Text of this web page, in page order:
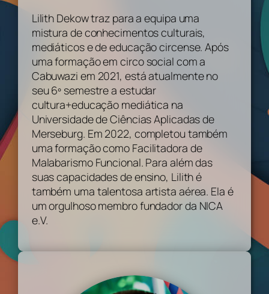
Lilith Dekow traz para a equipa uma
mistura de conhecimentos culturais,
mediáticos e de educação circense. Após
uma formação em circo social com a
Cabuwazi em 2021, está atualmente no
seu 6º semestre a estudar
cultura+educação mediática na
Universidade de Ciências Aplicadas de
Merseburg. Em 2022, completou também
uma formação como Facilitadora de
Malabarismo Funcional. Para além das
suas capacidades de ensino, Lilith é
também uma talentosa artista aérea. Ela é
um orgulhoso membro fundador da NICA
e.V.